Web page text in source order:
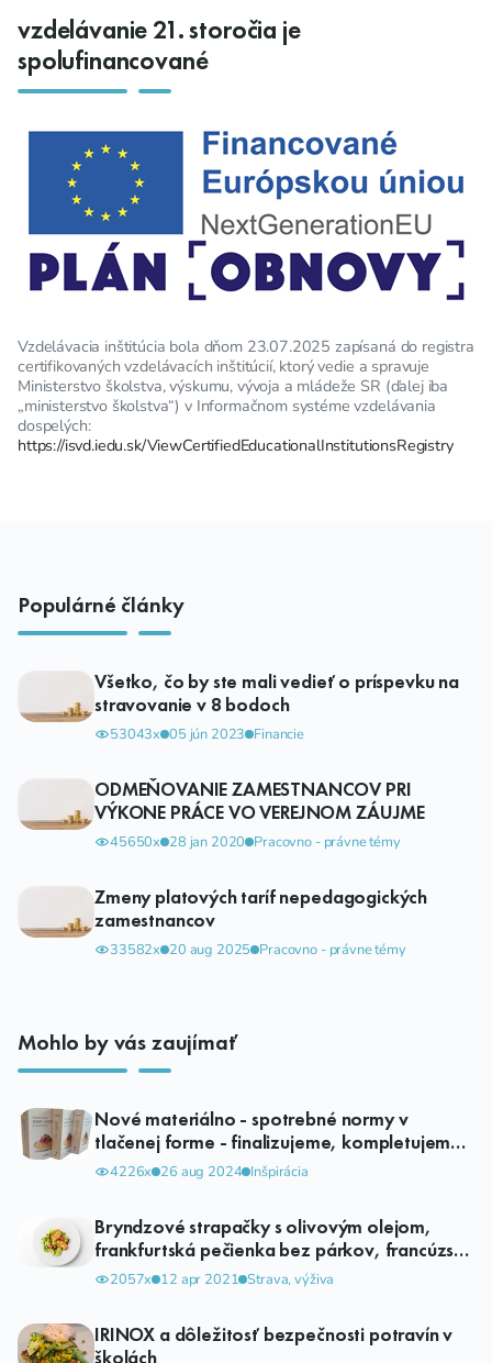
vzdelávanie 21. storočia je
spolufinancované
Vzdelávacia inštitúcia bola dňom 23.07.2025 zapísaná do registra
certifikovaných vzdelávacích inštitúcií, ktorý vedie a spravuje
Ministerstvo školstva, výskumu, vývoja a mládeže SR (ďalej iba
„ministerstvo školstva“) v Informačnom systéme vzdelávania
dospelých:
https://isvd.iedu.sk/ViewCertifiedEducationalInstitutionsRegistry
Populárné články
Všetko, čo by ste mali vedieť o príspevku na
stravovanie v 8 bodoch
53043x 05 jún 2023 Financie
ODMEŇOVANIE ZAMESTNANCOV PRI
VÝKONE PRÁCE VO VEREJNOM ZÁUJME
45650x 28 jan 2020 Pracovno - právne témy
Zmeny platových taríf nepedagogických
zamestnancov
33582x 20 aug 2025 Pracovno - právne témy
Mohlo by vás zaujímať
Nové materiálno - spotrebné normy v
tlačenej forme - finalizujeme, kompletujeme,
distribúcia už čoskoro.
4226x 26 aug 2024 Inšpirácia
Bryndzové strapačky s olivovým olejom,
frankfurtská pečienka bez párkov, francúzske
zemiaky bez šunky. Výmysel alebo realita?
2057x 12 apr 2021 Strava, výživa
IRINOX a dôležitosť bezpečnosti potravín v
školách